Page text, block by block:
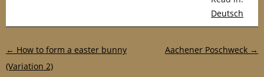
Deutsch
Post navigation
← How to form a easter bunny
(Variation 2)
Aachener Poschweck →